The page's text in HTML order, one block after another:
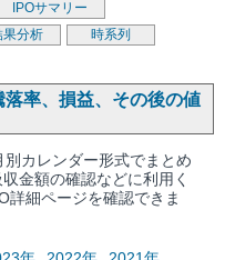
IPOサマリー
果分析
時系列
落率、損益、その後の値
カレンダー形式でまとめ
金額の確認などに利用く
詳細ページを確認できま